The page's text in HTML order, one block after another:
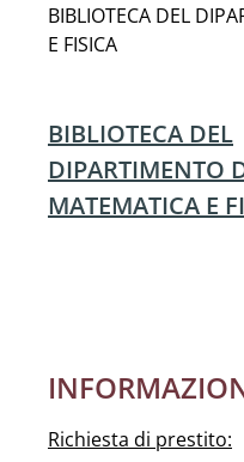
BIBLIOTECA DEL
E FISICA
BIBLIOTECA DEL
DIPARTIMENTO
MATEMATICA E
Richiesta di prestito: